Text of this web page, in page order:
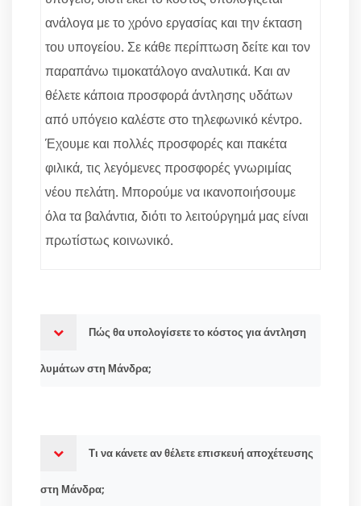
ανάλογα με το χρόνο εργασίας και την έκταση
του υπογείου. Σε κάθε περίπτωση δείτε και τον
παραπάνω τιμοκατάλογο αναλυτικά. Και αν
θέλετε κάποια προσφορά άντλησης υδάτων
από υπόγειο καλέστε στο τηλεφωνικό κέντρο.
Έχουμε και πολλές προσφορές και πακέτα
φιλικά, τις λεγόμενες προσφορές γνωριμίας
νέου πελάτη. Μπορούμε να ικανοποιήσουμε
όλα τα βαλάντια, διότι το λειτούργημά μας είναι
πρωτίστως κοινωνικό.
Πώς θα υπολογίσετε το κόστος για άντληση
λυμάτων στη Μάνδρα;
Τι να κάνετε αν θέλετε επισκευή αποχέτευσης
στη Μάνδρα;